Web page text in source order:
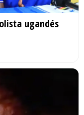
ugandés